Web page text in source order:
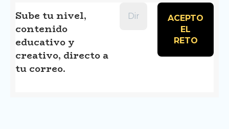
cambiar
el
vestuario
de
Sam.
Sube tu nivel,
contenido
educativo y
creativo, directo a
tu correo.